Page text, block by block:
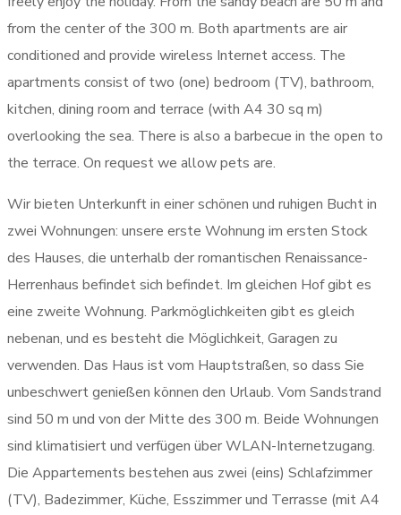
from the center of the 300 m. Both apartments are air
conditioned and provide wireless Internet access. The
apartments consist of two (one) bedroom (TV), bathroom,
kitchen, dining room and terrace (with A4 30 sq m)
overlooking the sea. There is also a barbecue in the open to
the terrace. On request we allow pets are.
Wir bieten Unterkunft in einer schönen und ruhigen Bucht in
zwei Wohnungen: unsere erste Wohnung im ersten Stock
des Hauses, die unterhalb der romantischen Renaissance-
Herrenhaus befindet sich befindet. Im gleichen Hof gibt es
eine zweite Wohnung. Parkmöglichkeiten gibt es gleich
nebenan, und es besteht die Möglichkeit, Garagen zu
verwenden. Das Haus ist vom Hauptstraßen, so dass Sie
unbeschwert genießen können den Urlaub. Vom Sandstrand
sind 50 m und von der Mitte des 300 m. Beide Wohnungen
sind klimatisiert und verfügen über WLAN-Internetzugang.
Die Appartements bestehen aus zwei (eins) Schlafzimmer
(TV), Badezimmer, Küche, Esszimmer und Terrasse (mit A4